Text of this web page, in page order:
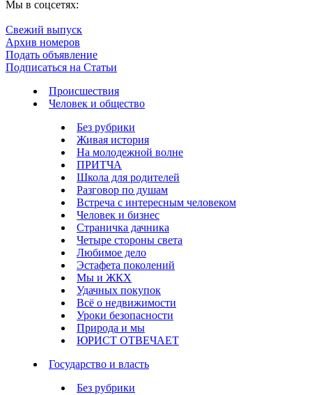
Мы в соцсетях:
Свежий выпуск
Архив номеров
Подать объявление
Подписаться на Статьи
Происшествия
Человек и общество
Без рубрики
Живая история
На молодежной волне
ПРИТЧА
Школа для родителей
Разговор по душам
Встреча с интересным человеком
Человек и бизнес
Страничка дачника
Четыре стороны света
Любимое дело
Эстафета поколений
Мы и ЖКХ
Удачных покупок
Всё о недвижимости
Уроки безопасности
Природа и мы
ЮРИСТ ОТВЕЧАЕТ
Государство и власть
Без рубрики